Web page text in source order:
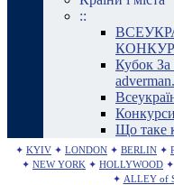
::
Кубок За
Що таке
✦ KYIV ✦ LONDON ✦ BERLIN ✦
✦ NEW YORK ✦ HOLLYWOOD ✦
✦ ALLEY of